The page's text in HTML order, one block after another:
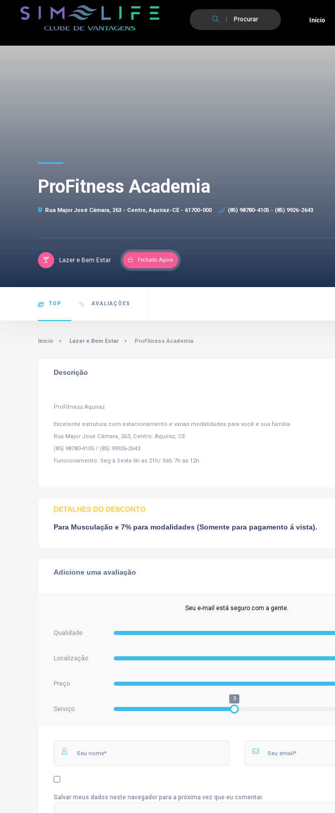
Procurar Início
ProFitness Academia
Rua Major José Câmara, 263 - Centro, Aquiraz-CE - 61700-000 (85) 98780-4105 - (85) 9926-2643
Lazer e Bem Estar Fechado Agora
TOP AVALIAÇÕES
Início Lazer e Bem Estar ProFitness Academia
Descrição
ProFitness Aquiraz
Excelente estrutura com estacionamento e varias modalidades para você e sua família.
Rua Major José Câmara, 263, Centro. Aquiraz, CE
(85) 98780-4105 / (85) 99926-2643
Funcionamento: Seg à Sexta 6h as 21h/ Sáb 7h as 12h
DETALHES DO DESCONTO
Para Musculação e 7% para modalidades (Somente para pagamento á vista).
Adicione uma avaliação
Seu e-mail está seguro com a gente.
Qualidade
Localização
Preço
Serviço
3
Salvar meus dados neste navegador para a próxima vez que eu comentar.